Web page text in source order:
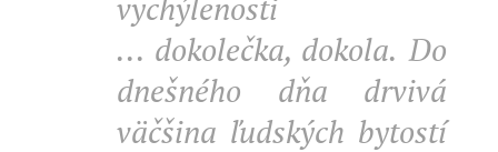
vychýlenosti
... dokolečka, dokola. Do
dnešného dňa drvivá
väčšina ľudských bytostí